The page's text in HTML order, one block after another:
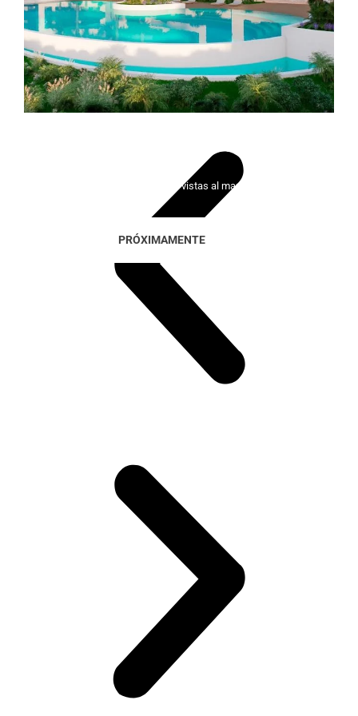
Lady Bonalba Resort
100 viviendas exclusivas con vistas al mar y al golf
PRÓXIMAMENTE